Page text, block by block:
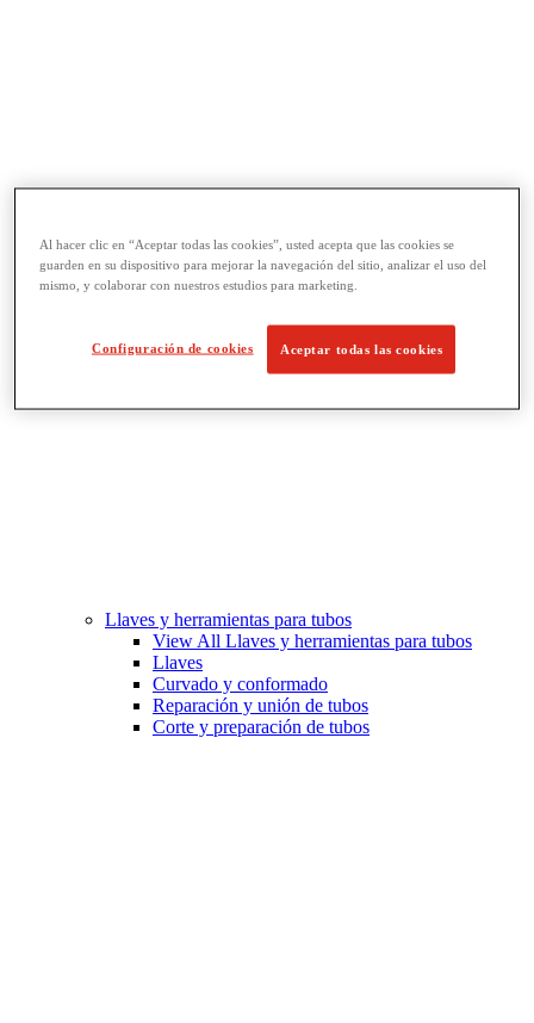
Roscado
Ranurado de rodillo
Doblado y corte de agujeros
Corte y fabricación de tubos
Llaves y herramientas para tubos
View All Llaves y herramientas para tubos
Llaves
Curvado y conformado
Reparación y unión de tubos
Corte y preparación de tubos
Al hacer clic en “Aceptar todas las cookies”, usted acepta que las cookies se
guarden en su dispositivo para mejorar la navegación del sitio, analizar el uso del
mismo, y colaborar con nuestros estudios para marketing.
Configuración de cookies Aceptar todas las cookies